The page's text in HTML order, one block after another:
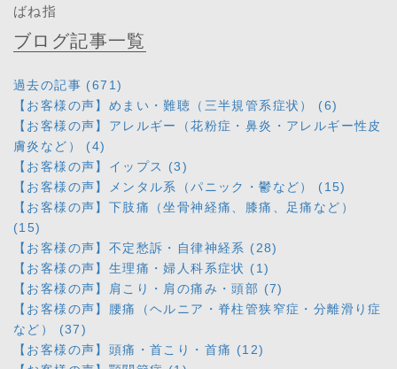
ばね指
ブログ記事一覧
過去の記事 (671)
【お客様の声】めまい・難聴（三半規管系症状） (6)
【お客様の声】アレルギー（花粉症・鼻炎・アレルギー性皮
膚炎など） (4)
【お客様の声】イップス (3)
【お客様の声】メンタル系（パニック・鬱など） (15)
【お客様の声】下肢痛（坐骨神経痛、膝痛、足痛など）
(15)
【お客様の声】不定愁訴・自律神経系 (28)
【お客様の声】生理痛・婦人科系症状 (1)
【お客様の声】肩こり・肩の痛み・頭部 (7)
【お客様の声】腰痛（ヘルニア・脊柱管狭窄症・分離滑り症
など） (37)
【お客様の声】頭痛・首こり・首痛 (12)